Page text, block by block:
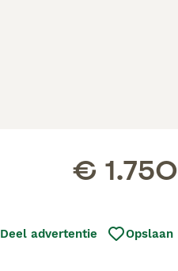
€ 1.750
Deel advertentie Opslaan